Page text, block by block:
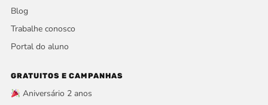
Blog
Trabalhe conosco
Portal do aluno
GRATUITOS E CAMPANHAS
Aniversário 2 anos